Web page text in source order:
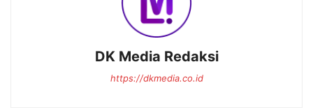
DK Media Redaksi
https://dkmedia.co.id